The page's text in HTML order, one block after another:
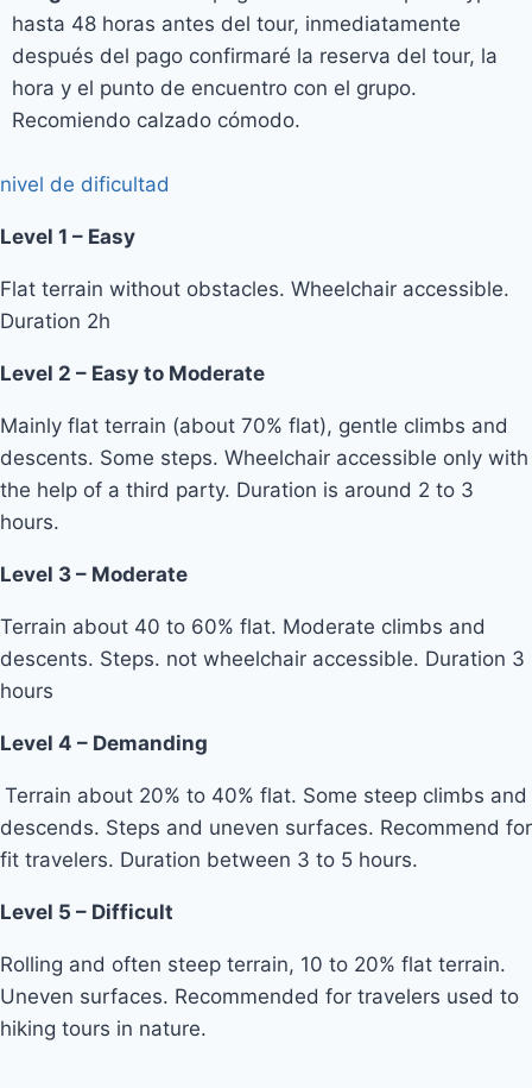
hasta 48 horas antes del tour, inmediatamente
después del pago confirmaré la reserva del tour, la
hora y el punto de encuentro con el grupo.
Recomiendo calzado cómodo.
nivel de dificultad
Level 1 – Easy
Flat terrain without obstacles. Wheelchair accessible.
Duration 2h
Level 2 – Easy to Moderate
Mainly flat terrain (about 70% flat), gentle climbs and
descents. Some steps. Wheelchair accessible only with
the help of a third party. Duration is around 2 to 3
hours.
Level 3 – Moderate
Terrain about 40 to 60% flat. Moderate climbs and
descents. Steps. not wheelchair accessible. Duration 3
hours
Level 4 – Demanding
Terrain about 20% to 40% flat. Some steep climbs and
descends. Steps and uneven surfaces. Recommend for
fit travelers. Duration between 3 to 5 hours.
Level 5 – Difficult
Rolling and often steep terrain, 10 to 20% flat terrain.
Uneven surfaces. Recommended for travelers used to
hiking tours in nature.